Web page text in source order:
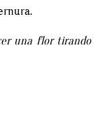
una flor tirando